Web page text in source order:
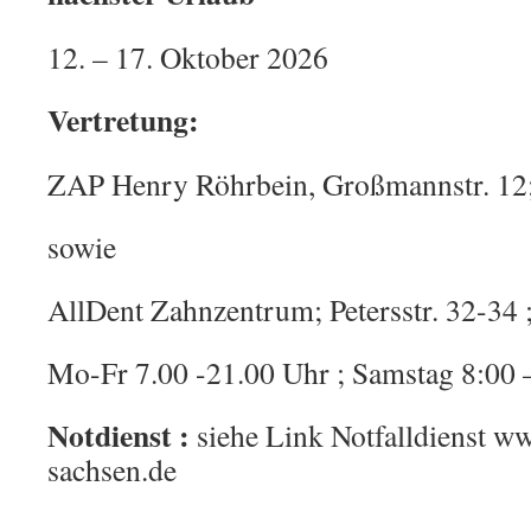
12. – 17. Oktober 2026
Vertretung:
ZAP Henry Röhrbein, Großmannstr.
sowie
AllDent Zahnzentrum; Petersstr. 32-34
Mo-Fr 7.00 -21.00 Uhr ; Samstag 8:00
Notdienst : siehe Link Notfalldienst
sachsen.de